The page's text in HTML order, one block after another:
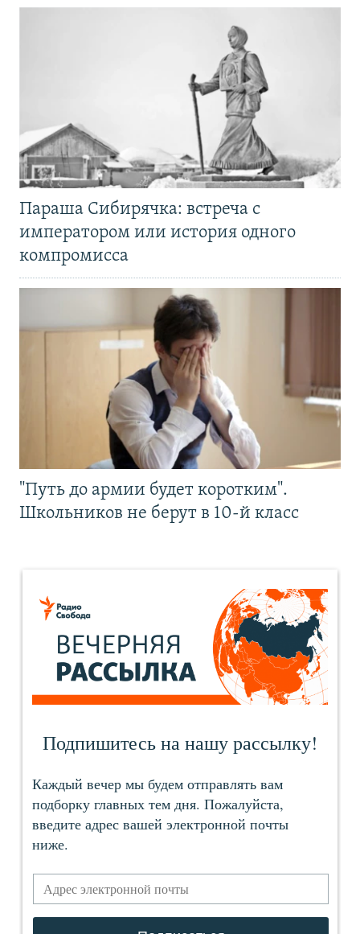
Параша Сибирячка: встреча с
императором или история одного
компромисса
"Путь до армии будет коротким".
Школьников не берут в 10-й класс